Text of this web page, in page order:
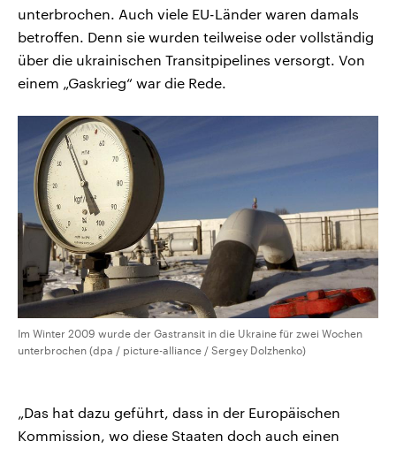
unterbrochen. Auch viele EU-Länder waren damals
betroffen. Denn sie wurden teilweise oder vollständig
über die ukrainischen Transitpipelines versorgt. Von
einem „Gaskrieg“ war die Rede.
Im Winter 2009 wurde der Gastransit in die Ukraine für zwei Wochen
unterbrochen (dpa / picture-alliance / Sergey Dolzhenko)
„Das hat dazu geführt, dass in der Europäischen
Kommission, wo diese Staaten doch auch einen